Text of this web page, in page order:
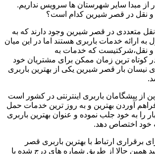
از مبدا سایر شهرستان ها سرویس نداریم.
نقل در قصر شیرین کدام است؟
متعددی در قصر شیرین وجود دارند که به
ارائه خدمات باربری هستند اما در این میان
نقل،شرکتیست که خدمات به
کوتاه ترین زمان ممکن برای مشتریان خود
نیسان بار قصر شیرین یکی از بهترین باربری
از پیشگامان باربری اینترنتی در کشور است
آوردن بهترین و به روز ترین خدمات حمل
را به خود جلب نموده و عنوان بهترین باربری
خود اختصاص دهد.
برقراری ارتباط با بهترین باربری قصر
همین حالا از طریق شماره های درج شده با